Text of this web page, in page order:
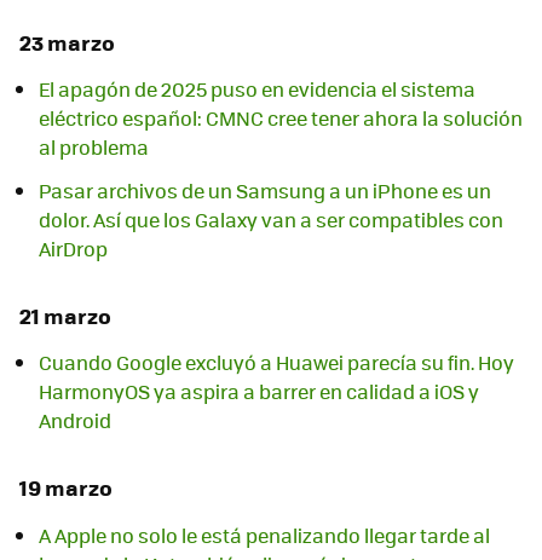
23 marzo
El apagón de 2025 puso en evidencia el sistema
eléctrico español: CMNC cree tener ahora la solución
al problema
Pasar archivos de un Samsung a un iPhone es un
dolor. Así que los Galaxy van a ser compatibles con
AirDrop
21 marzo
Cuando Google excluyó a Huawei parecía su fin. Hoy
HarmonyOS ya aspira a barrer en calidad a iOS y
Android
19 marzo
A Apple no solo le está penalizando llegar tarde al